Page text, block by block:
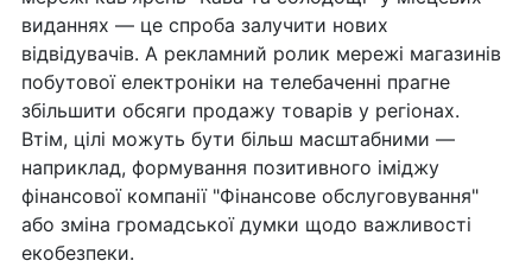
виданнях — це спроба залучити нових
відвідувачів. А рекламний ролик мережі магазинів
побутової електроніки на телебаченні прагне
збільшити обсяги продажу товарів у регіонах.
Втім, цілі можуть бути більш масштабними —
наприклад, формування позитивного іміджу
фінансової компанії "Фінансове обслуговування"
або зміна громадської думки щодо важливості
екобезпеки.